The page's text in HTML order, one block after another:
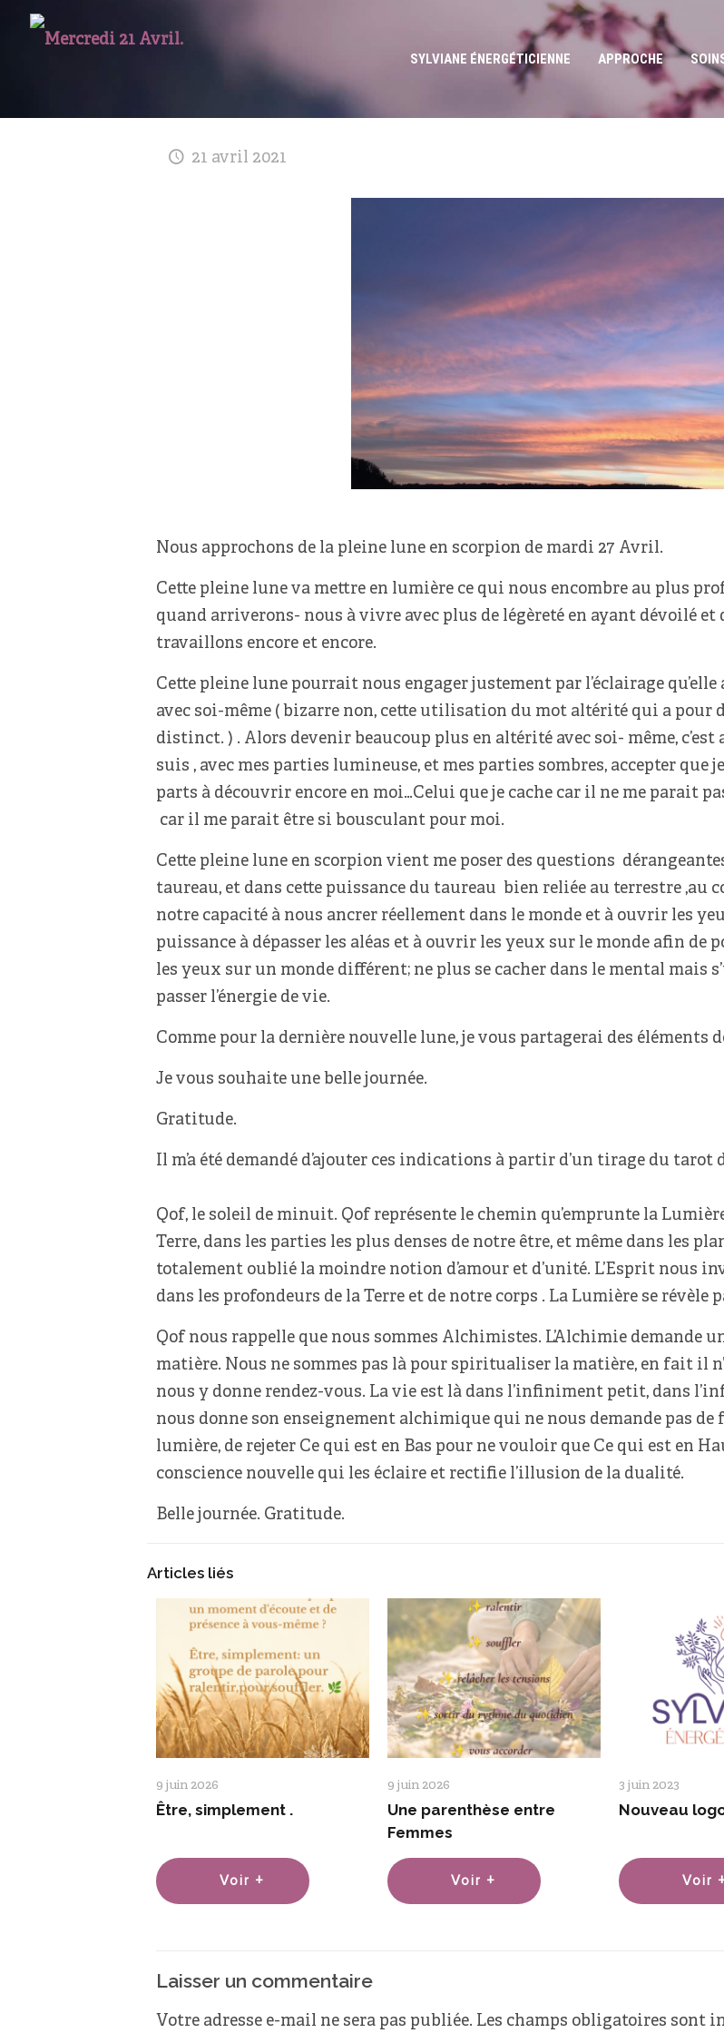
SYLVIANE ÉNERGÉTICIENNE APPROCHE
21 avril 2021
Nous approchons de la pleine lune en scorpion de mardi 27 Avril.
Cette pleine lune va mettre en lumière ce qui nous encombre au plus
quand arriverons- nous à vivre avec plus de légèreté en ayant dévoilé et
travaillons encore et encore.
Cette pleine lune pourrait nous engager justement par l’éclairage
avec soi-même ( bizarre non, cette utilisation du mot altérité qui a pour
distinct. ) . Alors devenir beaucoup plus en altérité avec soi- même,
suis , avec mes parties lumineuse, et mes parties sombres, accepter
parts à découvrir encore en moi…Celui que je cache car il ne me parait
car il me parait être si bousculant pour moi.
Cette pleine lune en scorpion vient me poser des questions
taureau, et dans cette puissance du taureau bien reliée au terrestre ,au
notre capacité à nous ancrer réellement dans le monde et à ouvrir les
puissance à dépasser les aléas et à ouvrir les yeux sur le monde afin de
les yeux sur un monde différent; ne plus se cacher dans le mental mais
passer l’énergie de vie.
Comme pour la dernière nouvelle lune, je vous partagerai des éléments
Je vous souhaite une belle journée.
Gratitude.
Il m’a été demandé d’ajouter ces indications à partir d’un tirage du tarot
Qof, le soleil de minuit. Qof représente le chemin qu’emprunte la
Terre, dans les parties les plus denses de notre être, et même dans les
totalement oublié la moindre notion d’amour et d’unité. L’Esprit nous
dans les profondeurs de la Terre et de notre corps . La Lumière se révèle
Qof nous rappelle que nous sommes Alchimistes. L’Alchimie demande
matière. Nous ne sommes pas là pour spiritualiser la matière, en fait il
nous y donne rendez-vous. La vie est là dans l’infiniment petit, dans
nous donne son enseignement alchimique qui ne nous demande pas
lumière, de rejeter Ce qui est en Bas pour ne vouloir que Ce qui est en
conscience nouvelle qui les éclaire et rectifie l’illusion de la dualité.
Belle journée. Gratitude.
Articles liés
9 juin 2026
Être, simplement .
Voir +
9 juin 2026
Une parenthèse entre
Femmes
Voir +
3 juin 2023
Nouveau
Voir
Laisser un commentaire
Votre adresse e-mail ne sera pas publiée. Les champs obligatoires sont